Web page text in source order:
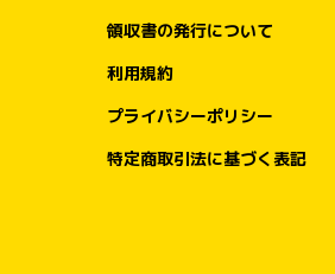
領収書の発行について
利用規約
プライバシーポリシー
特定商取引法に基づく表記